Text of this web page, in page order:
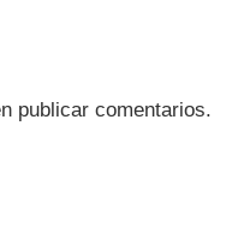
publicar comentarios.